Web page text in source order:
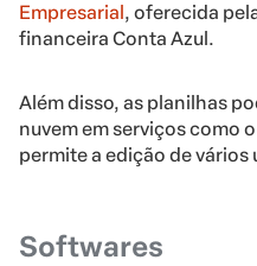
Empresarial , oferecida
financeira Conta Azul.
Além disso, as planilhas
nuvem em serviços como o
permite a edição de
Softwares